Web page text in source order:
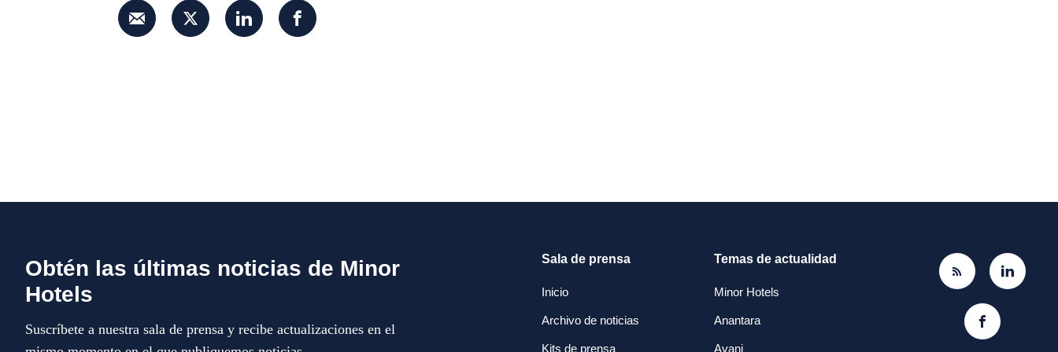
Obtén las últimas noticias de Minor
Hotels
Suscríbete a nuestra sala de prensa y recibe actualizaciones en el
Sala de prensa
Inicio
Archivo de noticias
Kits de prensa
Temas de actualidad
Minor Hotels
Anantara
Avani